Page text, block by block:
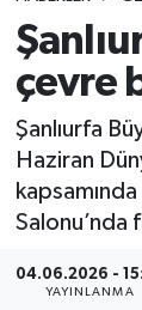
çevre
Şanlıurfa
Haziran
Salonu’nda
04.06.2026 -
YAYINLANMA
Kültür
Tüm
Son
Haber